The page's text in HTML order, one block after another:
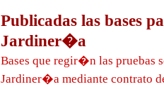
Publicadas las bases
Jardiner�a
Bases que regir�n las pruebas
Jardiner�a mediante contrato